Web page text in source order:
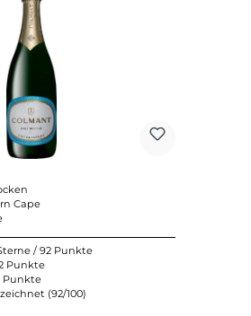
Cape
/ 92 Punkte
Punkte
Punkte
(92/100)